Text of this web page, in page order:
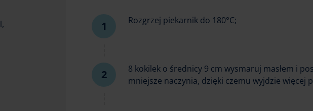
Rozgrzej piekarnik do 180°C;
8 kokilek o średnicy 9 cm wysmaruj masłem i
mniejsze naczynia, dzięki czemu wyjdzie więcej